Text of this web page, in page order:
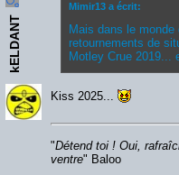
kELDANT
Mimir13 a écrit:
Mais dans le
retournements de
Motley Crue 2019...
Kiss 2025...
"Détend toi ! Oui,
ventre" Baloo